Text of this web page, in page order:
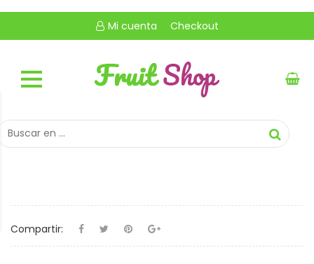
Mi cuenta Checkout
Compartir: